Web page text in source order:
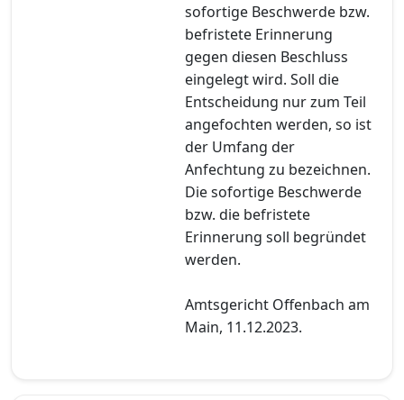
sofortige Beschwerde bzw.
befristete Erinnerung
gegen diesen Beschluss
eingelegt wird. Soll die
Entscheidung nur zum Teil
angefochten werden, so ist
der Umfang der
Anfechtung zu bezeichnen.
Die sofortige Beschwerde
bzw. die befristete
Erinnerung soll begründet
werden.
Amtsgericht Offenbach am
Main, 11.12.2023.